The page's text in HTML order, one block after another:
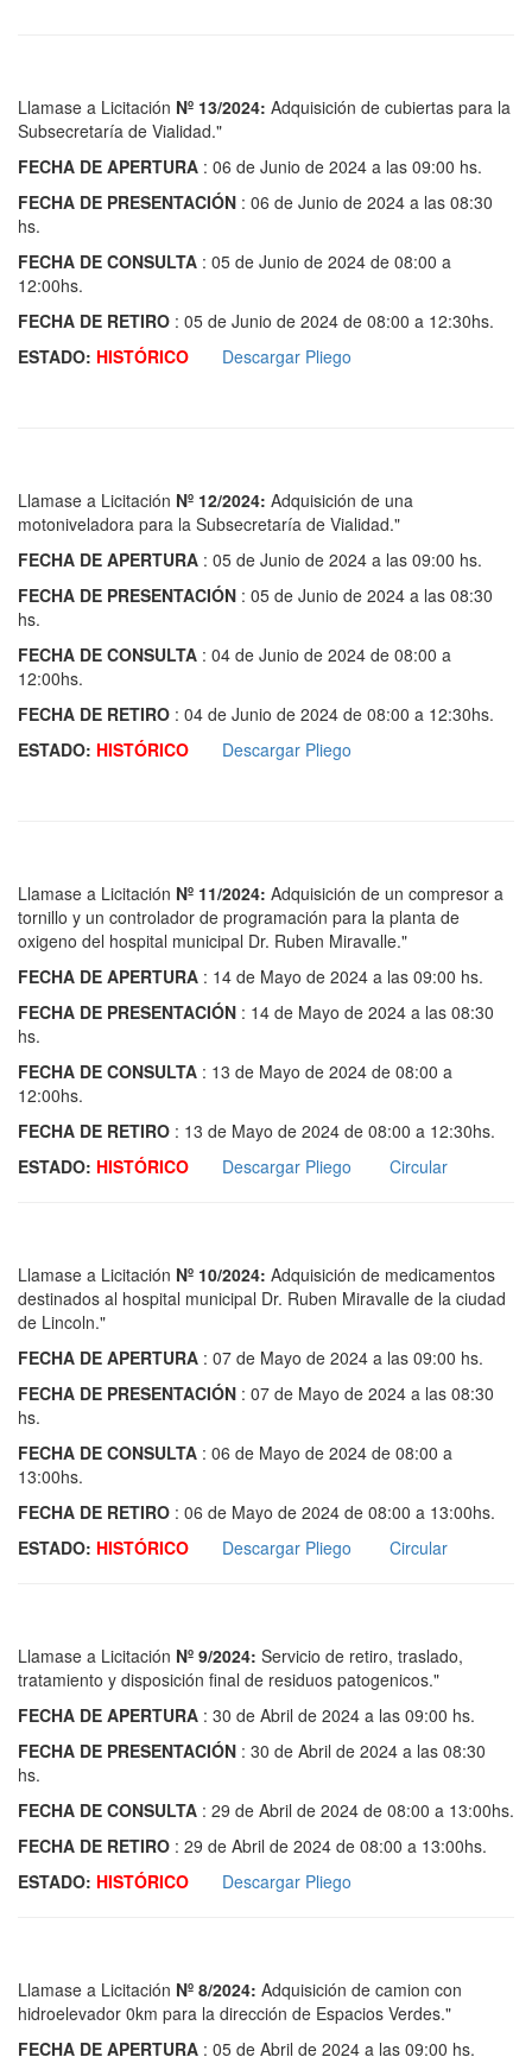
Llamase a Licitación Nº 13/2024: Adquisición de cubiertas para la
Subsecretaría de Vialidad."
FECHA DE APERTURA : 06 de Junio de 2024 a las 09:00 hs.
FECHA DE PRESENTACIÓN : 06 de Junio de 2024 a las 08:30
hs.
FECHA DE CONSULTA : 05 de Junio de 2024 de 08:00 a
12:00hs.
FECHA DE RETIRO : 05 de Junio de 2024 de 08:00 a 12:30hs.
ESTADO: HISTÓRICO Descargar Pliego
Llamase a Licitación Nº 12/2024: Adquisición de una
motoniveladora para la Subsecretaría de Vialidad."
FECHA DE APERTURA : 05 de Junio de 2024 a las 09:00 hs.
FECHA DE PRESENTACIÓN : 05 de Junio de 2024 a las 08:30
hs.
FECHA DE CONSULTA : 04 de Junio de 2024 de 08:00 a
12:00hs.
FECHA DE RETIRO : 04 de Junio de 2024 de 08:00 a 12:30hs.
ESTADO: HISTÓRICO Descargar Pliego
Llamase a Licitación Nº 11/2024: Adquisición de un compresor a
tornillo y un controlador de programación para la planta de
oxigeno del hospital municipal Dr. Ruben Miravalle."
FECHA DE APERTURA : 14 de Mayo de 2024 a las 09:00 hs.
FECHA DE PRESENTACIÓN : 14 de Mayo de 2024 a las 08:30
hs.
FECHA DE CONSULTA : 13 de Mayo de 2024 de 08:00 a
12:00hs.
FECHA DE RETIRO : 13 de Mayo de 2024 de 08:00 a 12:30hs.
ESTADO: HISTÓRICO Descargar Pliego Circular
Llamase a Licitación Nº 10/2024: Adquisición de medicamentos
destinados al hospital municipal Dr. Ruben Miravalle de la ciudad
de Lincoln."
FECHA DE APERTURA : 07 de Mayo de 2024 a las 09:00 hs.
FECHA DE PRESENTACIÓN : 07 de Mayo de 2024 a las 08:30
hs.
FECHA DE CONSULTA : 06 de Mayo de 2024 de 08:00 a
13:00hs.
FECHA DE RETIRO : 06 de Mayo de 2024 de 08:00 a 13:00hs.
ESTADO: HISTÓRICO Descargar Pliego Circular
Llamase a Licitación Nº 9/2024: Servicio de retiro, traslado,
tratamiento y disposición final de residuos patogenicos."
FECHA DE APERTURA : 30 de Abril de 2024 a las 09:00 hs.
FECHA DE PRESENTACIÓN : 30 de Abril de 2024 a las 08:30
hs.
FECHA DE CONSULTA : 29 de Abril de 2024 de 08:00 a 13:00hs.
FECHA DE RETIRO : 29 de Abril de 2024 de 08:00 a 13:00hs.
ESTADO: HISTÓRICO Descargar Pliego
Llamase a Licitación Nº 8/2024: Adquisición de camion con
hidroelevador 0km para la dirección de Espacios Verdes."
FECHA DE APERTURA : 05 de Abril de 2024 a las 09:00 hs.